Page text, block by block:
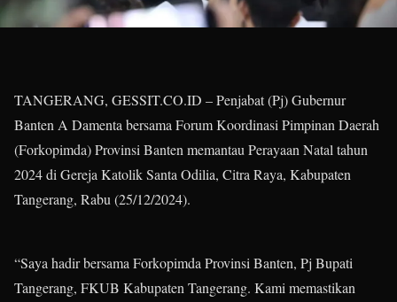
TANGERANG, GESSIT.CO.ID – Penjabat (Pj) Gubernur
Banten A Damenta bersama Forum Koordinasi Pimpinan Daerah
(Forkopimda) Provinsi Banten memantau Perayaan Natal tahun
2024 di Gereja Katolik Santa Odilia, Citra Raya, Kabupaten
Tangerang, Rabu (25/12/2024).
“Saya hadir bersama Forkopimda Provinsi Banten, Pj Bupati
Tangerang, FKUB Kabupaten Tangerang. Kami memastikan